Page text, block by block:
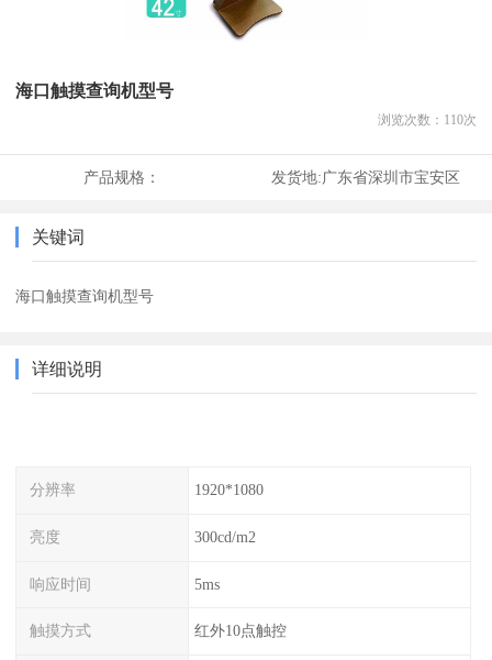
海口触摸查询机型号
浏览次数： 110次
产品规格： 发货地:广东省深圳市宝安区
关键词
海口触摸查询机型号
详细说明
分辨率 1920*1080
亮度 300cd/m2
响应时间 5ms
触摸方式 红外10点触控